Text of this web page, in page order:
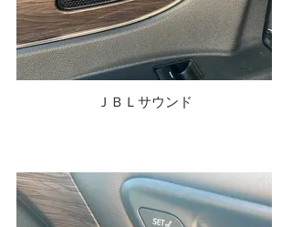
ＪＢＬサウンド